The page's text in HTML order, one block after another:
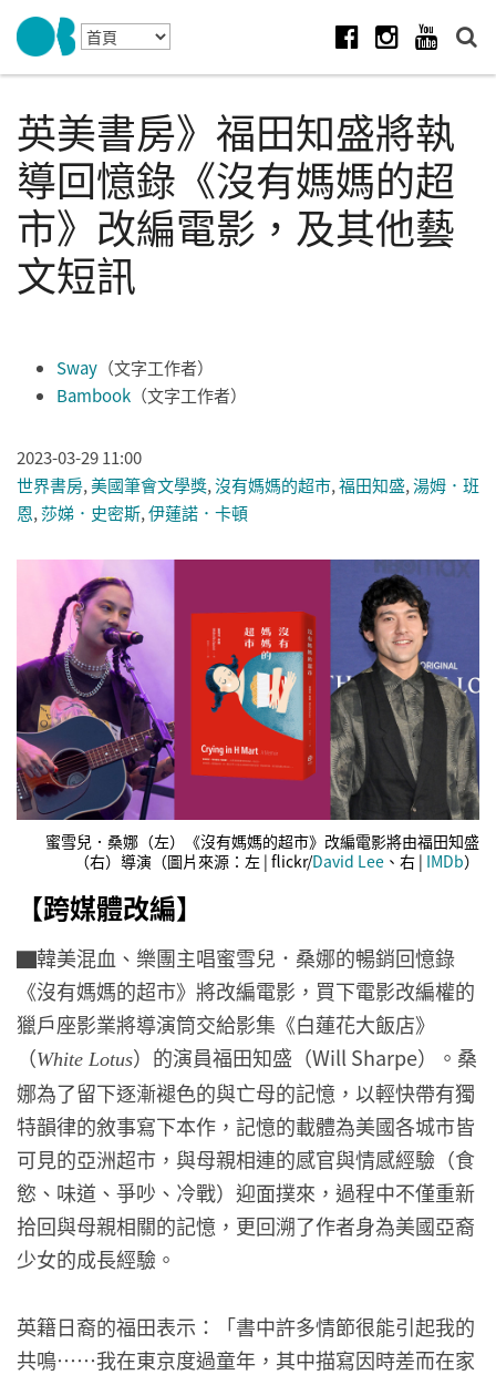
Skip to navigation
移至主內容
英美書房》福田知盛將執
導回憶錄《沒有媽媽的超
市》改編電影，及其他藝
文短訊
Sway （文字工作者）
Bambook （文字工作者）
2023-03-29 11:00
世界書房,美國筆會文學獎,沒有媽媽的超市,福田知盛,湯姆．班
恩,莎娣．史密斯,伊蓮諾．卡頓
蜜雪兒．桑娜（左）《沒有媽媽的超市》改編電影將由福田知盛
（右）導演（圖片來源：左 | flickr/David Lee 、右 | IMDb）
【跨媒體改編】
▇韓美混血、樂團主唱蜜雪兒．桑娜的暢銷回憶錄
《沒有媽媽的超市》將改編電影，買下電影改編權的
獵戶座影業將導演筒交給影集《白蓮花大飯店》
（White Lotus）的演員福田知盛（Will Sharpe）。桑
娜為了留下逐漸褪色的與亡母的記憶，以輕快帶有獨
特韻律的敘事寫下本作，記憶的載體為美國各城市皆
可見的亞洲超市，與母親相連的感官與情感經驗（食
慾、味道、爭吵、冷戰）迎面撲來，過程中不僅重新
拾回與母親相關的記憶，更回溯了作者身為美國亞裔
少女的成長經驗。
英籍日裔的福田表示：「書中許多情節很能引起我的
共鳴⋯⋯我在東京度過童年，其中描寫因時差而在家